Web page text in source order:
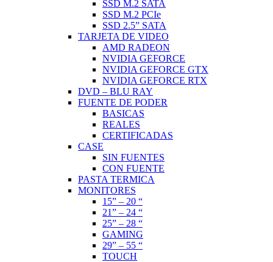
SSD M.2 SATA
SSD M.2 PCIe
SSD 2.5” SATA
TARJETA DE VIDEO
AMD RADEON
NVIDIA GEFORCE
NVIDIA GEFORCE GTX
NVIDIA GEFORCE RTX
DVD – BLU RAY
FUENTE DE PODER
BASICAS
REALES
CERTIFICADAS
CASE
SIN FUENTES
CON FUENTE
PASTA TERMICA
MONITORES
15” – 20 “
21” – 24 “
25” – 28 “
GAMING
29” – 55 “
TOUCH